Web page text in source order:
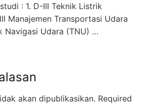
: 1. D-III Teknik Listrik
Manajemen Transportasi Udara
Navigasi Udara (TNU) …
akan dipublikasikan. Required